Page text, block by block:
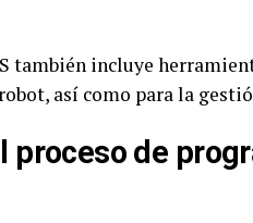
también incluye
así como para la
proceso de